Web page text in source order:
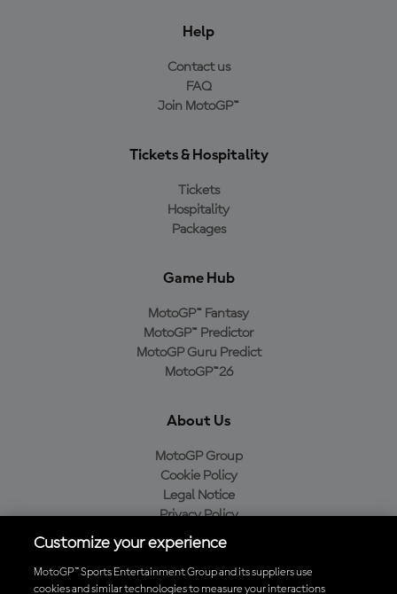
Help
Contact us
FAQ
Join MotoGP™
Tickets & Hospitality
Tickets
Hospitality
Packages
Game Hub
MotoGP™ Fantasy
MotoGP™ Predictor
MotoGP Guru Predict
MotoGP™26
About Us
MotoGP Group
Cookie Policy
Legal Notice
Privacy Policy
Purchase Policy
Customize your experience
MotoGP™ Sports Entertainment Group and its suppliers use
cookies and similar technologies to measure your interactions